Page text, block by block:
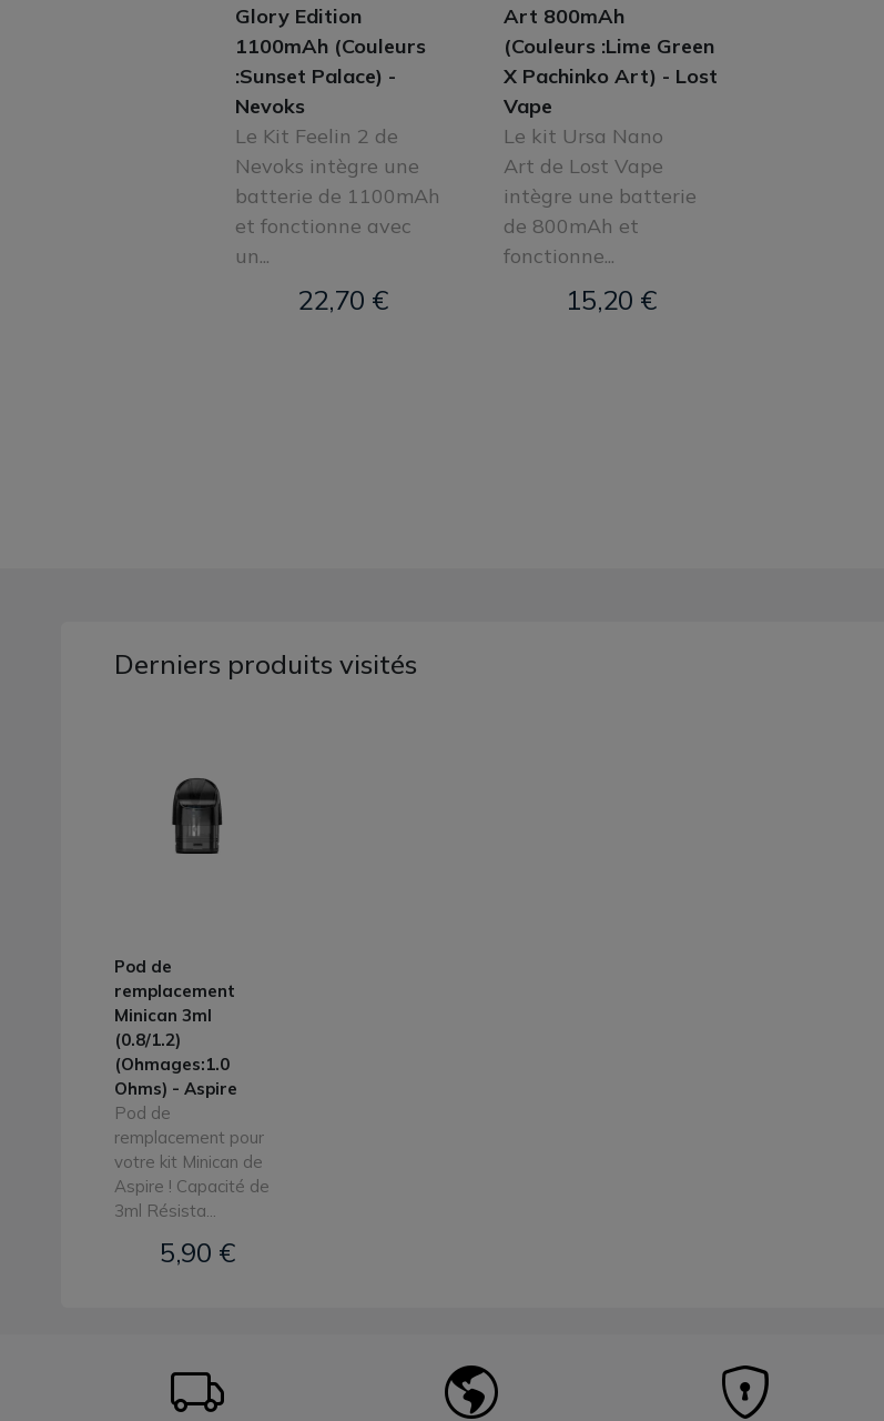
Glory Edition
1100mAh (Couleurs
:Sunset Palace) -
Nevoks
Le Kit Feelin 2 de
Nevoks intègre une
batterie de 1100mAh
et fonctionne avec
un...
22,70 €
Art 800mAh
(Couleurs :Lime Green
X Pachinko Art) - Lost
Vape
Le kit Ursa Nano
Art de Lost Vape
intègre une batterie
de 800mAh et
fonctionne...
15,20 €
Derniers produits visités
Pod de
remplacement
Minican 3ml
(0.8/1.2)
(Ohmages:1.0
Ohms) - Aspire
Pod de
remplacement pour
votre kit Minican de
Aspire ! Capacité de
3ml Résista...
5,90 €